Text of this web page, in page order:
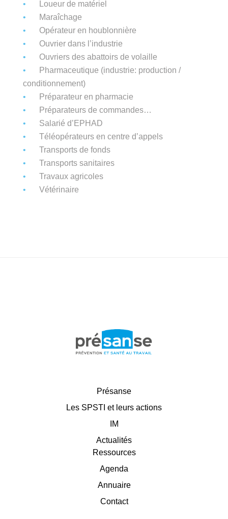
Loueur de matériel
Maraîchage
Opérateur en houblonnière
Ouvrier dans l’industrie
Ouvriers des abattoirs de volaille
Pharmaceutique (industrie: production /
conditionnement)
Préparateur en pharmacie
Préparateurs de commandes…
Salarié d’EPHAD
Téléopérateurs en centre d’appels
Transports de fonds
Transports sanitaires
Travaux agricoles
Vétérinaire
Présanse
Les SPSTI et leurs actions
IM
Actualités
Ressources
Agenda
Annuaire
Contact